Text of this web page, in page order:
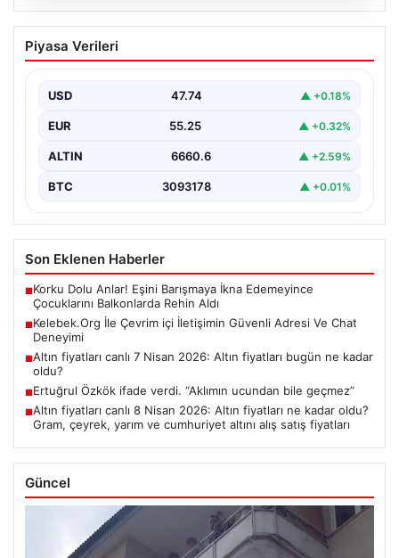
08.08.2026
Kelebek.Org İle Çevrim içi İletişimin
Güvenli Adresi Ve Chat Deneyimi
kurması büyük bir hassasiyet ifade etmektedir.
Güncel…
Piyasa Verileri
USD 47.74 ▲ +0.18%
EUR 55.25 ▲ +0.32%
ALTIN 6660.6 ▲ +2.59%
BTC 3093178 ▲ +0.01%
Son Eklenen Haberler
■Korku Dolu Anlar! Eşini Barışmaya İkna Edemeyince
Çocuklarını Balkonlarda Rehin Aldı
■Kelebek.Org İle Çevrim içi İletişimin Güvenli Adresi Ve Chat
Deneyimi
■Altın fiyatları canlı 7 Nisan 2026: Altın fiyatları bugün ne kadar
oldu?
■Ertuğrul Özkök ifade verdi. “Aklımın ucundan bile geçmez”
■Altın fiyatları canlı 8 Nisan 2026: Altın fiyatları ne kadar oldu?
Gram, çeyrek, yarım ve cumhuriyet altını alış satış fiyatları
Güncel